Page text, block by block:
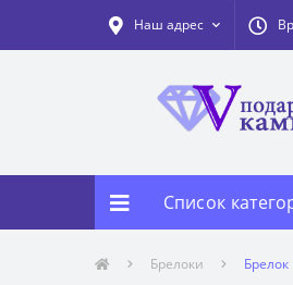
Наш адрес
Список
Брелоки